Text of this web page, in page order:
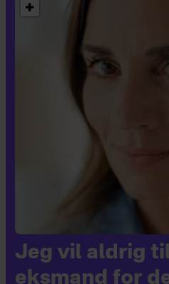
Jeg vil aldrig
eksmand for